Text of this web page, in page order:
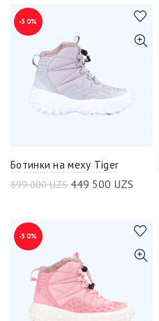
-50%
Ботинки на меху Tiger
899 000UZS 449 500 UZS
-50%